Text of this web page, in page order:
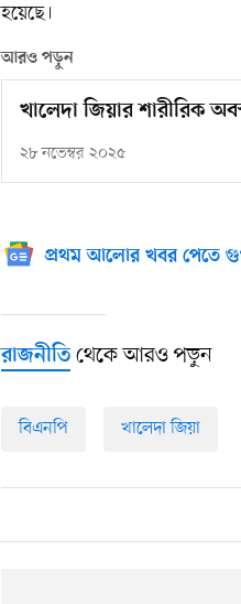
হয়েছে।
আরও পড়ুন
খালেদা জিয়ার শারীরিক
২৮ নভেম্বর ২০২৫
প্রথম আলোর খবর পেতে
রাজনীতি থেকে আরও পড়ুন
বিএনপি খালেদা জিয়া